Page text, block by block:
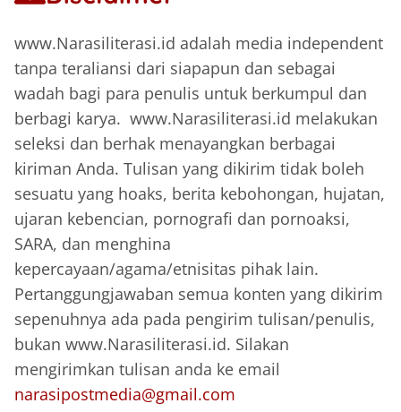
www.Narasiliterasi.id adalah media independent
tanpa teraliansi dari siapapun dan sebagai
wadah bagi para penulis untuk berkumpul dan
berbagi karya. www.Narasiliterasi.id melakukan
seleksi dan berhak menayangkan berbagai
kiriman Anda. Tulisan yang dikirim tidak boleh
sesuatu yang hoaks, berita kebohongan, hujatan,
ujaran kebencian, pornografi dan pornoaksi,
SARA, dan menghina
kepercayaan/agama/etnisitas pihak lain.
Pertanggungjawaban semua konten yang dikirim
sepenuhnya ada pada pengirim tulisan/penulis,
bukan www.Narasiliterasi.id. Silakan
mengirimkan tulisan anda ke email
narasipostmedia@gmail.com